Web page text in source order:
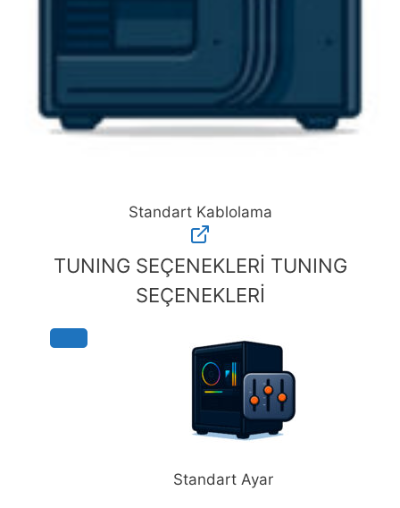
Standart Kablolama
KablolamaTUNING SEÇENEKLERİ TUNING
SEÇENEKLERİ
Standart Ayar